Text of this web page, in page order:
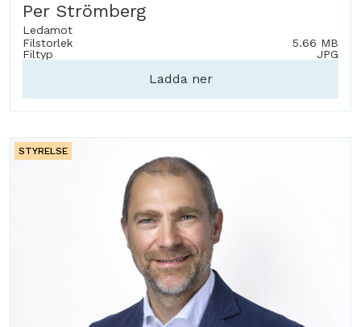
Per Strömberg
Ledamot
Filstorlek
5.66 MB
Filtyp
JPG
Ladda ner
STYRELSE